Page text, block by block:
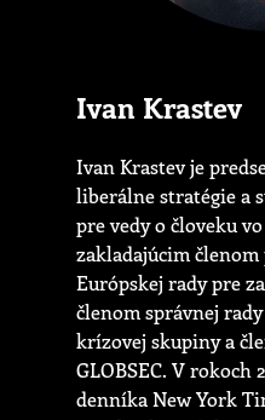
Ivan Krastev
Ivan Krastev je
liberálne stratégie a
pre vedy o človeku
zakladajúcim členom
Európskej rady pre
členom správnej
krízovej skupiny a
GLOBSEC. V rokoch
denníka New York